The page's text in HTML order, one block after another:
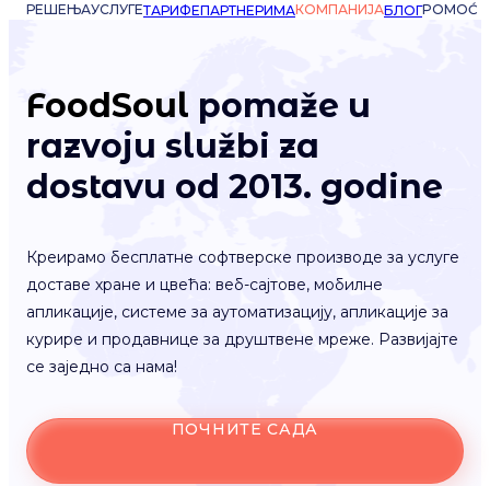
РЕШЕЊАУСЛУГЕТАРИФЕПАРТНЕРИМАКОМПАНИЈАБЛОГPOMOĆ
FoodSoul pomaže u
razvoju službi za
dostavu od 2013. godine
Креирамо бесплатне софтверске производе за услуге
доставе хране и цвећа: веб-сајтове, мобилне
апликације, системе за аутоматизацију, апликације за
курире и продавнице за друштвене мреже. Развијајте
се заједно са нама!
ПОЧНИТЕ САДА